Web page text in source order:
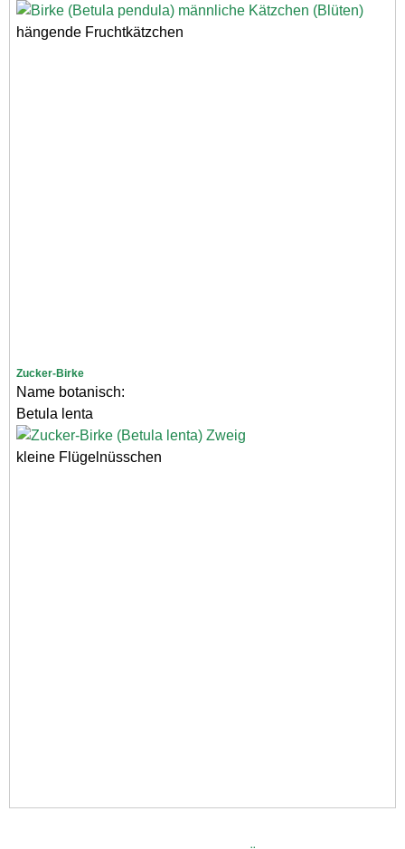
hängende Fruchtkätzchen
Zucker-Birke
Name botanisch:
Betula lenta
kleine Flügelnüsschen